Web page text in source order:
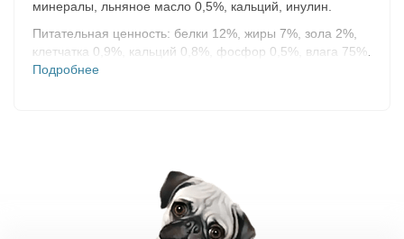
минералы, льняное масло 0,5%, кальций, инулин.
Питательная ценность: белки 12%, жиры 7%, зола 2%,
клетчатка 0,9%, кальций 0,8%, фосфор 0,5%, влага 75%.
Энергетическая ценность (средние значения) на
Подробнее